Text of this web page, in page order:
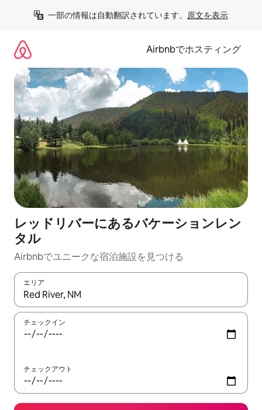
一部の情報は自動翻訳されています。 原文を表示
Airbnbでホスティング
レッドリバーにあるバケーションレン
タル
Airbnbでユニークな宿泊施設を見つける
エリア
検索結果が表示されたら、上下の矢印キーを使って移動するか
チェックイン
チェックアウト